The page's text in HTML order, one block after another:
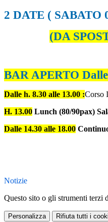
2 DATE ( SABATO
(DA
BAR APERTO
Dalle h. 8.30 alle 13.00 :Corso
H. 13.00 Lunch (80/90pax)
Dalle 14.30 alle 18.00
Notizie
Questo sito o gli strumenti terzi
Personalizza Rifiuta tutti i